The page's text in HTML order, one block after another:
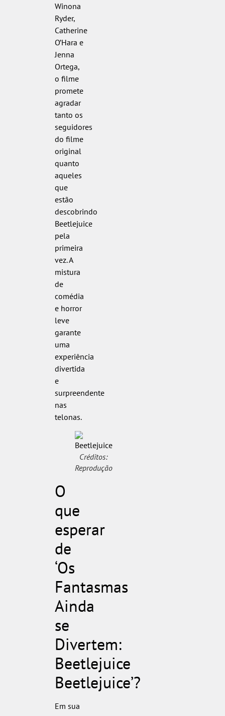
Winona
Ryder,
Catherine
O’Hara e
Jenna
Ortega,
o filme
promete
agradar
tanto os
seguidores
do filme
original
quanto
aqueles
que
estão
descobrindo
Beetlejuice
pela
primeira
vez. A
mistura
de
comédia
e horror
leve
garante
uma
experiência
divertida
e
surpreendente
nas
telonas.
Créditos:
Reprodução
O
que
esperar
de
‘Os
Fantasmas
Ainda
se
Divertem:
Beetlejuice
Beetlejuice’?
Em sua